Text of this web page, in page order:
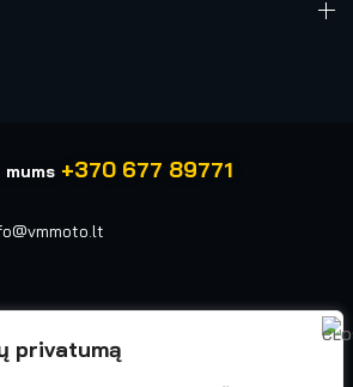
privatumą
+370 677 89771